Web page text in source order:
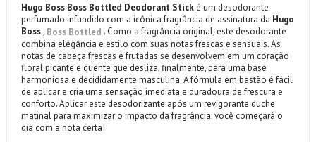
Hugo Boss Boss Bottled Deodorant Stick é um desodorante
perfumado infundido com a icônica fragrância de assinatura da Hugo
Boss, Boss Bottled . Como a fragrância original, este desodorante
combina elegância e estilo com suas notas frescas e sensuais. As
notas de cabeça frescas e frutadas se desenvolvem em um coração
floral picante e quente que desliza, finalmente, para uma base
harmoniosa e decididamente masculina. A fórmula em bastão é fácil
de aplicar e cria uma sensação imediata e duradoura de frescura e
conforto. Aplicar este desodorizante após um revigorante duche
matinal para maximizar o impacto da fragrância; você começará o
dia com a nota certa!